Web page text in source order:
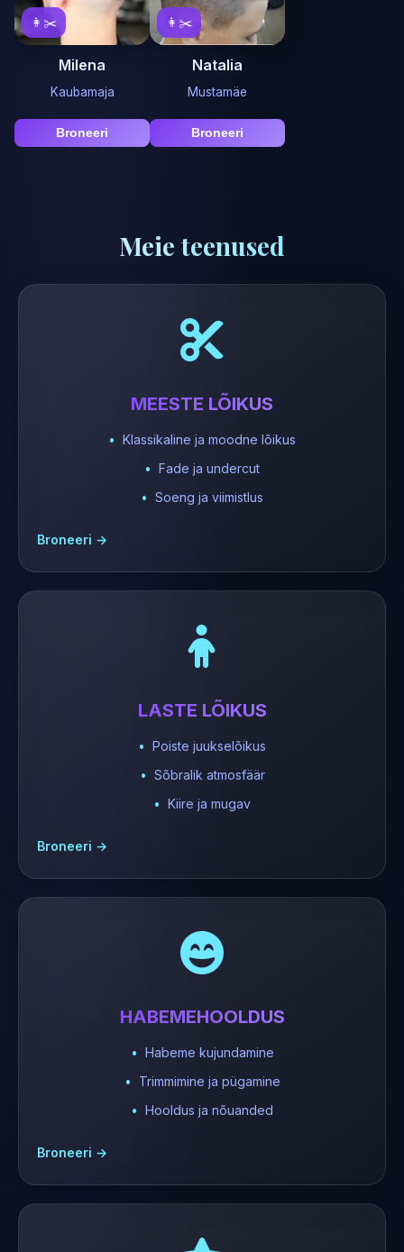
👩✂️
Milena
Kaubamaja
Broneeri
👩✂️
Natalia
Mustamäe
Broneeri
Meie teenused
MEESTE LÕIKUS
Klassikaline ja moodne lõikus
Fade ja undercut
Soeng ja viimistlus
Broneeri →
LASTE LÕIKUS
Poiste juukselõikus
Sõbralik atmosfäär
Kiire ja mugav
Broneeri →
HABEMEHOOLDUS
Habeme kujundamine
Trimmimine ja pügamine
Hooldus ja nõuanded
Broneeri →